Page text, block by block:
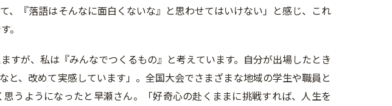
、『落語はそんなに面白くないな』と思わせてはいけない」と感じ、これ
。
すが、私は『みんなでつくるもの』と考えています。自分が出場したとき
と、改めて実感しています」。全国大会でさまざまな地域の学生や職員と
うようになったと早瀬さん。「好奇心の赴くままに挑戦すれば、人生を